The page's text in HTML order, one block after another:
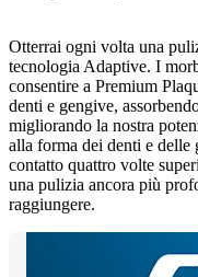
Otterrai ogni volta una
tecnologia Adaptive. I
consentire a Premium
denti e gengive,
migliorando la nostra
alla forma dei denti e delle
contatto quattro volte
una pulizia ancora più
raggiungere.